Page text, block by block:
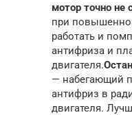
мотор точно не
при
работать и
антифриза и
двигателя.
— набегающий
антифриз в
двигателя.